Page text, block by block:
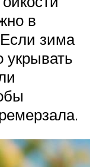
в
зима
укрывать